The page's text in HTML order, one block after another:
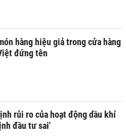
hàng hiệu giả trong cửa hàng
đứng tên
rủi ro của hoạt động dầu khí
đầu tư sai'